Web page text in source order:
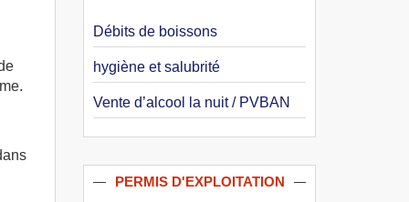
Débits de boissons
hygiène et salubrité
Vente d’alcool la nuit / PVBAN
PERMIS D'EXPLOITATION